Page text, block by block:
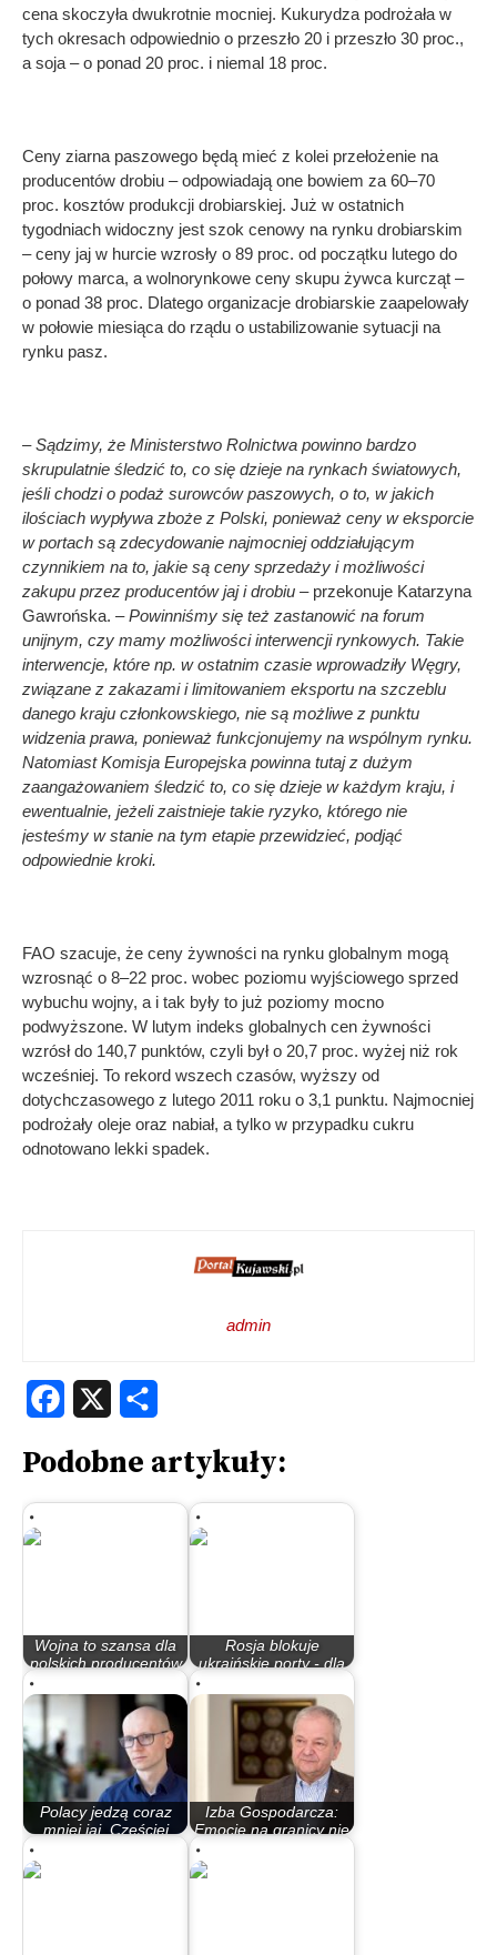
cena skoczyła dwukrotnie mocniej. Kukurydza podrożała w
tych okresach odpowiednio o przeszło 20 i przeszło 30 proc.,
a soja – o ponad 20 proc. i niemal 18 proc.
Ceny ziarna paszowego będą mieć z kolei przełożenie na
producentów drobiu – odpowiadają one bowiem za 60–70
proc. kosztów produkcji drobiarskiej. Już w ostatnich
tygodniach widoczny jest szok cenowy na rynku drobiarskim
– ceny jaj w hurcie wzrosły o 89 proc. od początku lutego do
połowy marca, a wolnorynkowe ceny skupu żywca kurcząt –
o ponad 38 proc. Dlatego organizacje drobiarskie zaapelowały
w połowie miesiąca do rządu o ustabilizowanie sytuacji na
rynku pasz.
– Sądzimy, że Ministerstwo Rolnictwa powinno bardzo
skrupulatnie śledzić to, co się dzieje na rynkach światowych,
jeśli chodzi o podaż surowców paszowych, o to, w jakich
ilościach wypływa zboże z Polski, ponieważ ceny w eksporcie
w portach są zdecydowanie najmocniej oddziałującym
czynnikiem na to, jakie są ceny sprzedaży i możliwości
zakupu przez producentów jaj i drobiu –przekonuje Katarzyna
Gawrońska. –Powinniśmy się też zastanowić na forum
unijnym, czy mamy możliwości interwencji rynkowych. Takie
interwencje, które np. w ostatnim czasie wprowadziły Węgry,
związane z zakazami i limitowaniem eksportu na szczeblu
danego kraju członkowskiego, nie są możliwe z punktu
widzenia prawa, ponieważ funkcjonujemy na wspólnym rynku.
Natomiast Komisja Europejska powinna tutaj z dużym
zaangażowaniem śledzić to, co się dzieje w każdym kraju, i
ewentualnie, jeżeli zaistnieje takie ryzyko, którego nie
jesteśmy w stanie na tym etapie przewidzieć, podjąć
odpowiednie kroki.
FAO szacuje, że ceny żywności na rynku globalnym mogą
wzrosnąć o 8–22 proc. wobec poziomu wyjściowego sprzed
wybuchu wojny, a i tak były to już poziomy mocno
podwyższone. W lutym indeks globalnych cen żywności
wzrósł do 140,7 punktów, czyli był o 20,7 proc. wyżej niż rok
wcześniej. To rekord wszech czasów, wyższy od
dotychczasowego z lutego 2011 roku o 3,1 punktu. Najmocniej
podrożały oleje oraz nabiał, a tylko w przypadku cukru
odnotowano lekki spadek.
admin
Facebook
Podobne artykuły:
Wojna to szansa dla
polskich producentów
Rosja blokuje
ukraińskie porty - dla
Polacy jedzą coraz
mniej jaj. Częściej
Izba Gospodarcza:
Emocje na granicy nie